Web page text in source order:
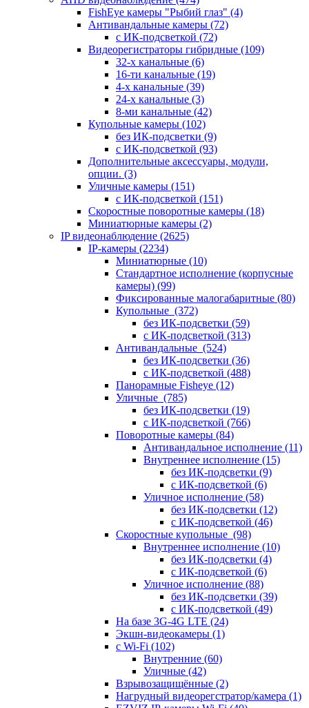
FishEye камеры "Рыбий глаз" (4)
Антивандальные камеры (72)
с ИК-подсветкой (72)
Видеорегистраторы гибридные (109)
32-х канальные (6)
16-ти канальные (19)
4-х канальные (39)
24-х канальные (3)
8-ми канальные (42)
Купольные камеры (102)
без ИК-подсветки (9)
с ИК-подсветкой (93)
Дополнительные аксессуары, модули,
опции. (3)
Уличные камеры (151)
с ИК-подсветкой (151)
Скоростные поворотные камеры (18)
Миниатюрные камеры (2)
IP видеонаблюдение (2625)
IP-камеры (2234)
Миниатюрные (10)
Стандартное исполнение (корпусные
камеры) (99)
Фиксированные малогабаритные (80)
Купольные (372)
без ИК-подсветки (59)
с ИК-подсветкой (313)
Антивандальные (524)
без ИК-подсветки (36)
с ИК-подсветкой (488)
Панорамные Fisheye (12)
Уличные (785)
без ИК-подсветки (19)
с ИК-подсветкой (766)
Поворотные камеры (84)
Антивандальное исполнение (11)
Внутреннее исполнение (15)
без ИК-подсветки (9)
с ИК-подсветкой (6)
Уличное исполнение (58)
без ИК-подсветки (12)
с ИК-подсветкой (46)
Скоростные купольные (98)
Внутреннее исполнение (10)
без ИК-подсветки (4)
с ИК-подсветкой (6)
Уличное исполнение (88)
без ИК-подсветки (39)
с ИК-подсветкой (49)
На базе 3G-4G LTE (24)
Экшн-видеокамеры (1)
с Wi-Fi (102)
Внутренние (60)
Уличные (42)
Взрывозащищённые (2)
Нагрудный видеорегстратор/камера (1)